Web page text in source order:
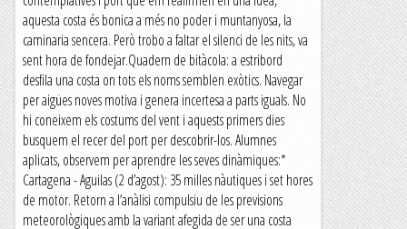
aquesta costa és bonica a més no poder i muntanyosa, la
caminaria sencera. Però trobo a faltar el silenci de les nits, va
sent hora de fondejar.Quadern de bitàcola: a estribord
desfila una costa on tots els noms semblen exòtics. Navegar
per aigües noves motiva i genera incertesa a parts iguals. No
hi coneixem els costums del vent i aquests primers dies
busquem el recer del port per descobrir-los. Alumnes
aplicats, observem per aprendre les seves dinàmiques:*
Cartagena - Aguilas (2 d’agost): 35 milles nàutiques i set hores
de motor. Retorn a l’anàlisi compulsiu de les previsions
meteorològiques amb la variant afegida de ser una costa